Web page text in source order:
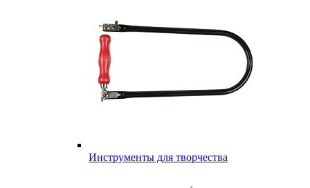
Инструменты для творчества